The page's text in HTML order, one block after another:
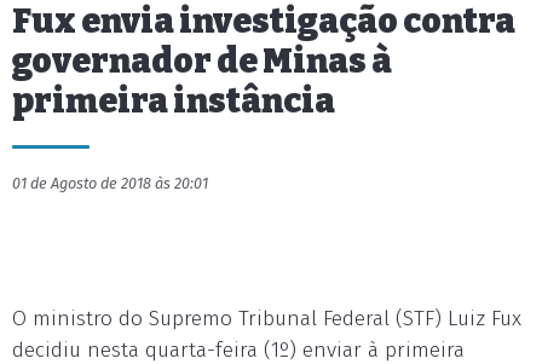
Fux envia investigação contra
governador de Minas à
primeira instância
01 de Agosto de 2018 às 20:01
O ministro do Supremo Tribunal Federal (STF) Luiz Fux
decidiu nesta quarta-feira (1º) enviar à primeira